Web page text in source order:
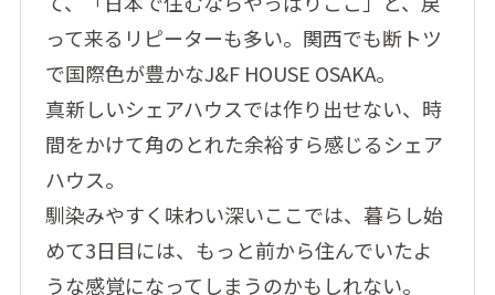
って来るリピーターも多い。関西でも断トツ
で国際色が豊かなJ&F HOUSE OSAKA。
真新しいシェアハウスでは作り出せない、時
間をかけて角のとれた余裕すら感じるシェア
ハウス。
馴染みやすく味わい深いここでは、暮らし始
めて3日目には、もっと前から住んでいたよ
うな感覚になってしまうのかもしれない。